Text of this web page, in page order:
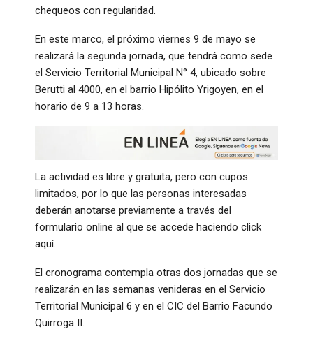
chequeos con regularidad.
En este marco, el próximo viernes 9 de mayo se
realizará la segunda jornada, que tendrá como sede
el Servicio Territorial Municipal N° 4, ubicado sobre
Berutti al 4000, en el barrio Hipólito Yrigoyen, en el
horario de 9 a 13 horas.
La actividad es libre y gratuita, pero con cupos
limitados, por lo que las personas interesadas
deberán anotarse previamente a través del
formulario online al que se accede haciendo click
aquí.
El cronograma contempla otras dos jornadas que se
realizarán en las semanas venideras en el Servicio
Territorial Municipal 6 y en el CIC del Barrio Facundo
Quirroga II.